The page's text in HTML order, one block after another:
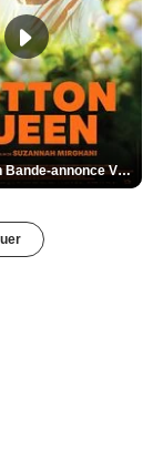
Cotton Queen Bande-annonce VO STFR